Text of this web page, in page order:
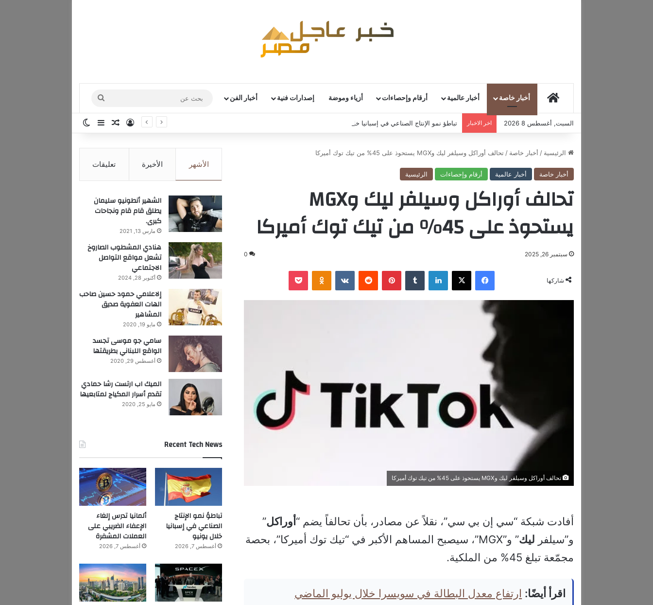
أخبار خاصة أخبار عالمية أرقام وإحصاءات أزياء وموضة إصدارات فنية أخبار الفن
عن
السبت, أغسطس 8 2026 اخر الاخبار تباطؤ نمو الإنتاج الصناعي في إسبانيا خلال يونيو تسجيل الدخول
مقال عشوائي
إضافة عمود جانبي
الرئيسية / أخبار خاصة / تحالف أوراكل وسيلفر ليك وMGX يستحوذ على 45% من تيك توك أميركا
أخبار خاصة أخبار عالمية أرقام وإحصاءات الرئيسية
تحالف أوراكل وسيلفر ليك وMGX
يستحوذ على 45% من تيك توك أميركا
سبتمبر 26, 2025 0
شاركها
فيسبوك ‫X لينكدإن ‏Tumblr بينتيريست ‏Reddit
‏VKontakte
Odnoklassniki
‫Pocket
تحالف أوراكل وسيلفر ليك وMGX يستحوذ على 45% من تيك توك أميركا
أفادت شبكة “سي إن بي سي”، نقلاً عن مصادر، بأن تحالفاً يضم “أوراكل”
و”سيلفر ليك
” و”MGX”، سيصبح المساهم الأكبر في “تيك توك أميركا”، بحصة
مجمّعة تبلغ 45% من الملكية.
اقرأ أيضًا: ارتفاع معدل البطالة في سويسرا خلال يوليو الماضي
الأشهر الأخيرة تعليقات
الشهير أنطونيو سليمان
يطلق قام قام ونجاحات
كبرى.
مارس 13, 2021
هنادي المشطوب الصاروخ
تشعل مواقع التواصل
الاجتماعي
أكتوبر 28, 2024
إلاعلامي حمود حسين صاحب
الهات العفوية صديق
المشاهير
مايو 19, 2020
سامي جو موسى تجسد
الواقع اللبناني بطريقتها
أغسطس 29, 2020
الميك اب ارتست رشا حمادي
تقدم أسرار المكياج لمتابعيها
مايو 25, 2020
Recent Tech News
تباطؤ نمو الإنتاج
الصناعي في إسبانيا
خلال يونيو
أغسطس 7, 2026
ألمانيا تدرس إلغاء
الإعفاء الضريبي على
العملات المشفرة
أغسطس 7, 2026